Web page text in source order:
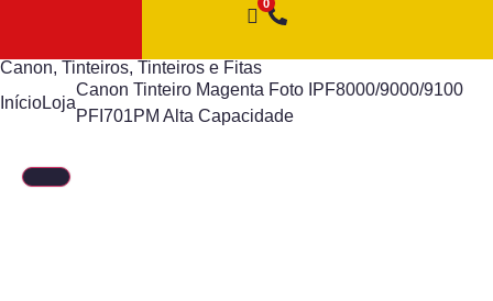
Canon, Tinteiros, Tinteiros e Fitas
InícioLoja
Canon Tinteiro Magenta Foto IPF8000/9000/9100
PFI701PM Alta Capacidade